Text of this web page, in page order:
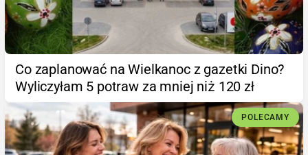
Co zaplanować na Wielkanoc z gazetki Dino?
Wyliczyłam 5 potraw za mniej niż 120 zł
POLECAMY